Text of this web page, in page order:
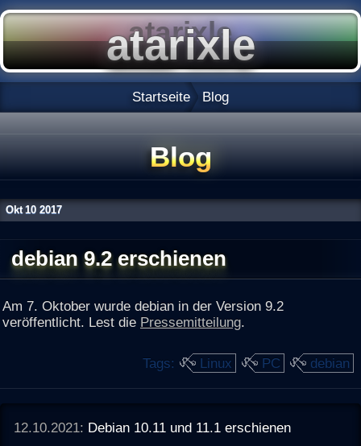
Startseite Blog
Blog
Okt 10 2017
debian 9.2 erschienen
Am 7. Oktober wurde debian in der Version 9.2
veröffentlicht. Lest die Pressemitteilung.
Tags: Linux PC debian
12.10.2021: Debian 10.11 und 11.1 erschienen